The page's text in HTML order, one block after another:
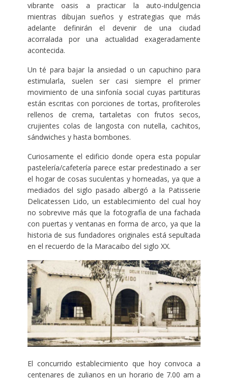
vibrante oasis a practicar la auto-indulgencia
mientras dibujan sueños y estrategias que más
adelante definirán el devenir de una ciudad
acorralada por una actualidad exageradamente
acontecida.
Un té para bajar la ansiedad o un capuchino para
estimularla, suelen ser casi siempre el primer
movimiento de una sinfonía social cuyas partituras
están escritas con porciones de tortas, profiteroles
rellenos de crema, tartaletas con frutos secos,
crujientes colas de langosta con nutella, cachitos,
sándwiches y hasta bombones.
Curiosamente el edificio donde opera esta popular
pastelería/cafetería parece estar predestinado a ser
el hogar de cosas suculentas y horneadas, ya que a
mediados del siglo pasado albergó a la Patisserie
Delicatessen Lido, un establecimiento del cual hoy
no sobrevive más que la fotografía de una fachada
con puertas y ventanas en forma de arco, ya que la
historia de sus fundadores originales está sepultada
en el recuerdo de la Maracaibo del siglo XX.
El concurrido establecimiento que hoy convoca a
centenares de zulianos en un horario de 7.00 am a